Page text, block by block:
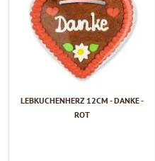
LEBKUCHENHERZ 12CM - DANKE -
ROT